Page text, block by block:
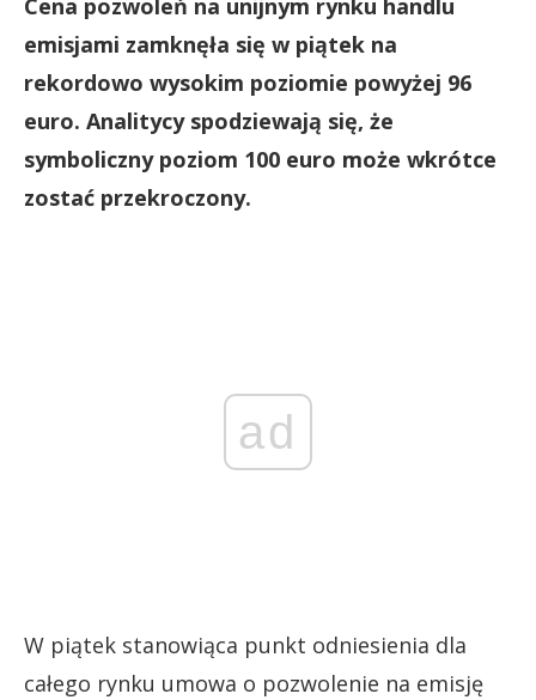
Cena pozwoleń na unijnym rynku handlu
emisjami zamknęła się w piątek na
rekordowo wysokim poziomie powyżej 96
euro. Analitycy spodziewają się, że
symboliczny poziom 100 euro może wkrótce
zostać przekroczony.
ad
W piątek stanowiąca punkt odniesienia dla
całego rynku umowa o pozwolenie na emisję